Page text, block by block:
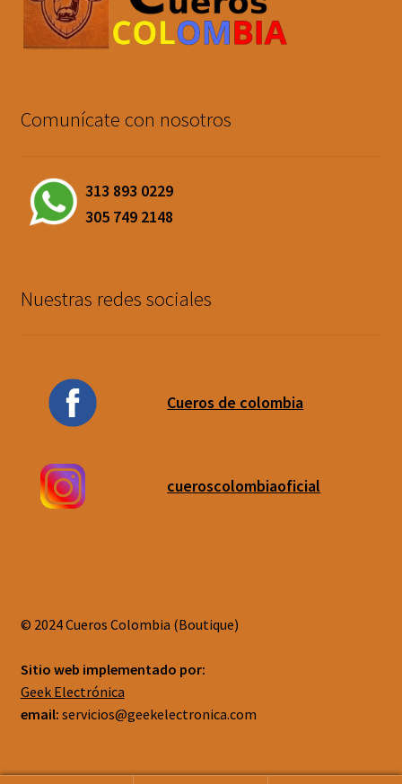
Comunícate con nosotros
313 893 0229
305 749 2148
Nuestras redes sociales
Cueros de colombia
cueroscolombiaoficial
© 2024 Cueros Colombia (Boutique)
Sitio web implementado por:
Geek Electrónica
email: servicios@geekelectronica.com